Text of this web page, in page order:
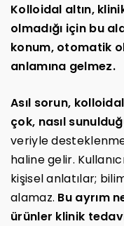
Kolloidal altın,
olmadığı için bu
konum, otomatik
anlamına gelmez.
Asıl sorun,
çok, nasıl
veriyle
haline gelir.
kişisel anlatılar;
alamaz. Bu ayrım
ürünler klinik